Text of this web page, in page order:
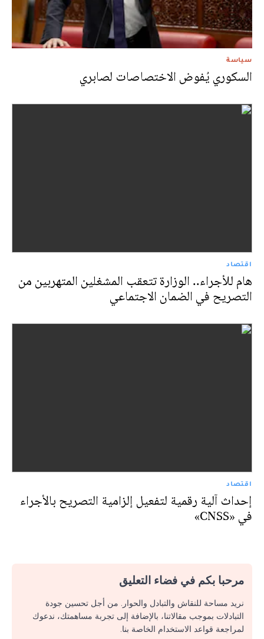
سياسة
السكوري يُفوض الاختصاصات لصابري
اقتصاد
هام للأجراء.. الوزارة تتعقب المشغلين المتهربين من
التصريح في الضمان الاجتماعي
اقتصاد
إحداث آلية رقمية لتفعيل إلزامية التصريح بالأجراء
في «CNSS»
مرحبا بكم في فضاء التعليق
نريد مساحة للنقاش والتبادل والحوار. من أجل تحسين جودة
التبادلات بموجب مقالاتنا، بالإضافة إلى تجربة مساهمتك، ندعوك
لمراجعة قواعد الاستخدام الخاصة بنا.